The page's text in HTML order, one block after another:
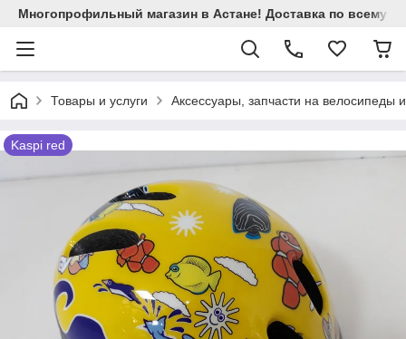
Многопрофильный магазин в Астане! Доставка по всему
Товары и услуги Аксессуары, запчасти на велосипеды
Kaspi red